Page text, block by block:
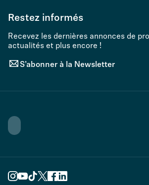
Restez informés
Recevez les dernières annonces de
actualités et plus encore !
S’abonner à la Newsletter